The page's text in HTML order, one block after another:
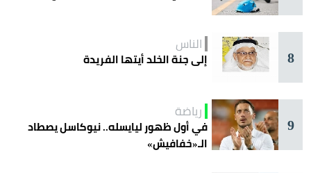
8
الناس
إلى جنة الخلد أيتها الفريدة
9
رياضة
في أول ظهور ليايسله.. نيوكاسل يصطاد
الـ«خفافيش»